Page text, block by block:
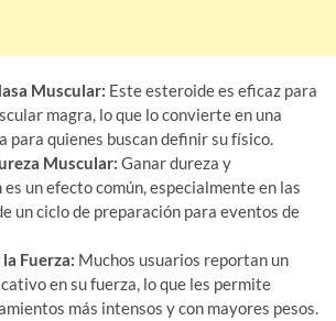
Muscular: Este esteroide es eficaz para
magra, lo que lo convierte en una
para quienes buscan definir su físico.
Muscular: Ganar dureza y
un efecto común, especialmente en las
un ciclo de preparación para eventos de
Fuerza: Muchos usuarios reportan un
en su fuerza, lo que les permite
más intensos y con mayores pesos.